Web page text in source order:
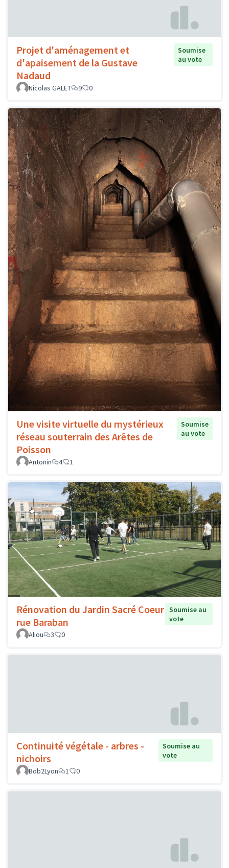
Projet d'aménagement et
d'apaisement de la Gustave
Nadaud
Soumise
au vote
Nicolas GALET 9 0
Une visite virtuelle du mystérieux
réseau souterrain des Arêtes de
Poisson
Soumise
au vote
Antonin 4 1
Rénovation du Jardin Sacré Coeur
rue Baraban
Soumise au
vote
Aliou
3 0
Continuité végétale - arbres -
nichoirs
Soumise au
vote
Bob2Lyon
1 0